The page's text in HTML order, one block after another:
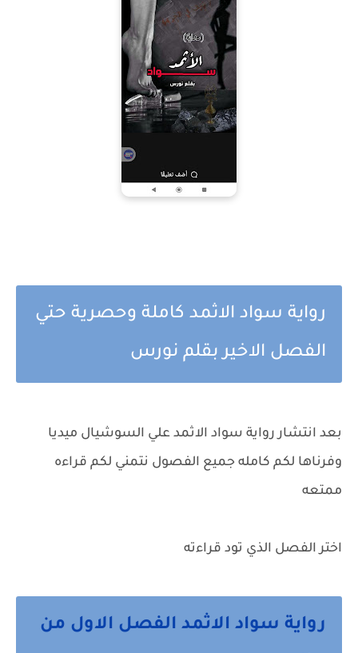
رواية سواد الاثمد كاملة وحصرية حتي
الفصل الاخير بقلم نورس
بعد انتشار رواية سواد الاثمد علي السوشيال ميديا
وفرناها لكم كامله جميع الفصول نتمني لكم قراءه
ممتعه
اختر الفصل الذي تود قراءته
رواية سواد الاثمد الفصل الاول من